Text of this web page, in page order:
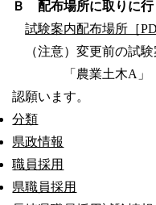
Ｂ 配布場所に取りに行
試験案内配布場所［
（注意）変更前の試験
「農業土木A」「土
認願います。
分類
県政情報
職員採用
県職員採用